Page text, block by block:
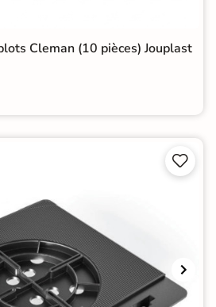
Cleman (10 pièces) Jouplast

